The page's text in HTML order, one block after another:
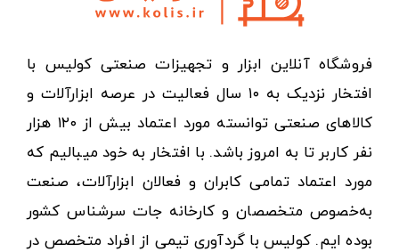
فروشگاه آنلاین ابزار و تجهیزات صنعتی کولیس با
افتخار نزدیک به ۱۰ سال فعالیت در عرصه ابزارآلات و
کالاهای صنعتی توانسته مورد اعتماد بیش از ۱۲۰ هزار
نفر کاربر تا به امروز باشد. با افتخار به خود میبالیم که
مورد اعتماد تمامی کابران و فعالان ابزارآلات، صنعت
به‌خصوص متخصصان و کارخانه جات سرشناس کشور
بوده ایم. کولیس با گردآوری تیمی از افراد متخصص در